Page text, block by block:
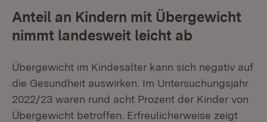
Anteil an Kindern mit Übergewicht
nimmt landesweit leicht ab
Übergewicht im Kindesalter kann sich negativ auf
die Gesundheit auswirken. Im Untersuchungsjahr
2022/23 waren rund acht Prozent der Kinder von
Übergewicht betroffen. Erfreulicherweise zeigt